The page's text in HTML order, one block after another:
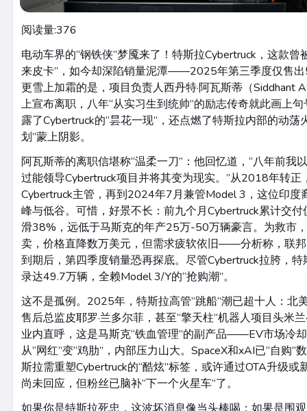
阅读量:376
电动车界的“钢铁侠”梦魇来了！特斯拉Cybertruck，这款曾
来皮卡”，如今却深陷销量泥潭——2025年第三季度仅售
更雪上加霜的是，项目负责人西丹特·阿瓦斯蒂（Siddhant
上宣布离职，八年“从实习生到统帅”的励志传奇就此画上
露了Cybertruck的“昙花一现”，还点燃了特斯拉内部的动荡
划”蒙上阴影。
阿瓦斯蒂的离职信堪称“温柔一刀”：他回忆道，“八年前我
过能领导Cybertruck项目并将其变为现实。”从2018年转
Cybertruck主管，再到2024年7月兼管Model 3，这位印度
峰与低谷。可惜，好景不长：前九个月Cybertruck累计交
滑38%，远低于马斯克的年产25万-50万辆豪言。为救市
卖，价格直降数万美元，但需求疲软依旧——分析称，联
到期后，第四季度销量恐再探底。尽管Cybertruck拉胯，
录达49.7万辆，全赖Model 3/Y的“抢购潮”。
这不是孤例。2025年，特斯拉高管“跳船”潮已超十人：北
售后总监皮耶罗·兰多尔菲，甚至“擎天柱”机器人项目头米
业内直呼，这是马斯克“铁血管理”的副产品——EV市场冷
从“网红”变“鸡肋”，内部压力山大。SpaceX和xAI已“自购”
斯拉需重塑Cybertruck的“酷炫”标签，或许通过OTA升级
尚未回应，但粉丝已脑补“下一个火星车”了。